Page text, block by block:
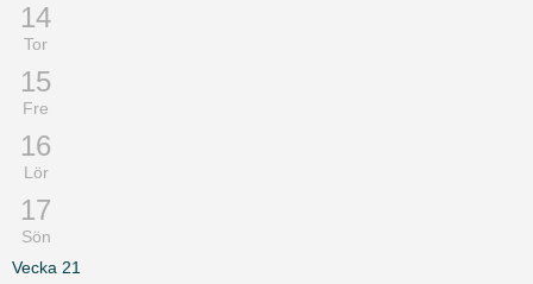
14
Tor
15
Fre
16
Lör
17
Sön
Vecka 21